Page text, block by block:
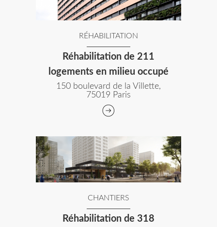
RÉHABILITATION
Réhabilitation de 211
logements en milieu occupé
150 boulevard de la Villette,
75019 Paris
CHANTIERS
Réhabilitation de 318